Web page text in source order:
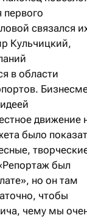
первого
связался
Кульчицкий,
в области
движение
было
был
но он там
чтобы
чему мы